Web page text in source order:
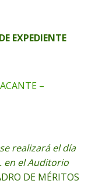
EXPEDIENTE
–
realizará el día
en el Auditorio
DE MÉRITOS